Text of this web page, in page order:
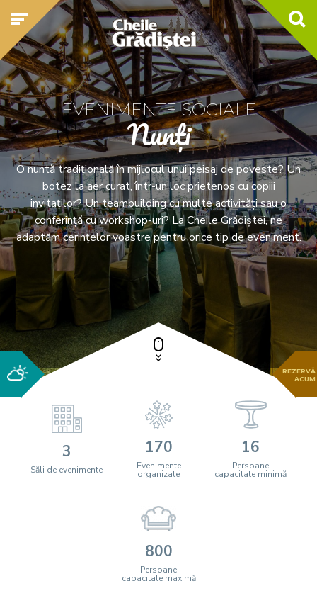
REZERVĂ
ACUM
EVENIMENTE SOCIALE
Nunți
O nuntă tradițională în mijlocul unui peisaj de poveste? Un
botez la aer curat, într-un loc prietenos cu copiii
invitaților? Un teambuilding cu multe activități sau o
conferință cu workshop-uri? La Cheile Grădiștei, ne
adaptăm cerințelor voastre pentru orice tip de eveniment.
3
Săli de evenimente
170
Evenimente
organizate
16
Persoane
capacitate minimă
800
Persoane
capacitate maximă